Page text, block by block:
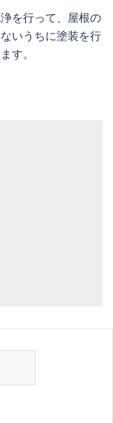
を行って、屋根の
いうちに塗装を行
す。